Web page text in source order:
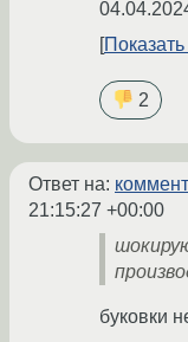
Показать
2
Ответ на:
21:15:27 +00:00
буковки